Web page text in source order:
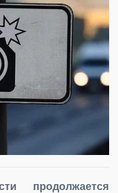
продолжается